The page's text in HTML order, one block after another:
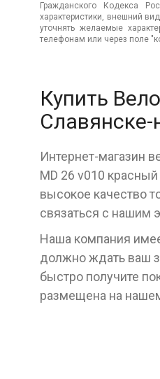
Гражданского Кодекса
характеристики, внешний
уточнять желаемые
телефонам или через поле
Купить
Славянске-
Интернет-магазин
MD 26 v010
высокое качество
связаться с нашим
Наша компания
должно ждать ваш
быстро получите
размещена на